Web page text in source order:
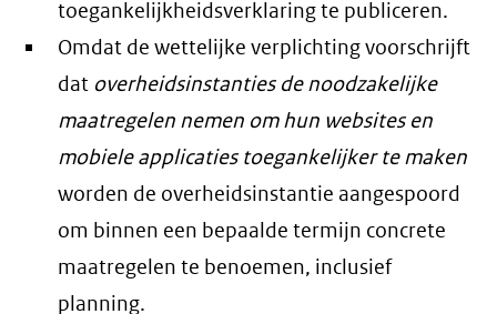
toegankelijkheidsverklaring te publiceren.
Omdat de wettelijke verplichting voorschrijft
dat overheidsinstanties de noodzakelijke
maatregelen nemen om hun websites en
mobiele applicaties toegankelijker te maken
worden de overheidsinstantie aangespoord
om binnen een bepaalde termijn concrete
maatregelen te benoemen, inclusief
planning.